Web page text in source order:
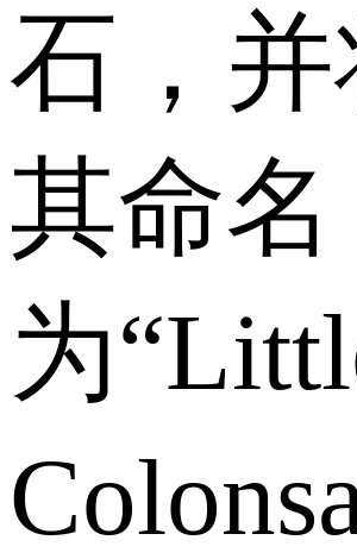
石，
其命名
为